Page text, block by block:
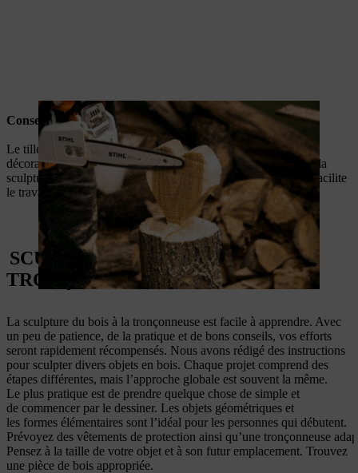
Conseil de professionnel
Le tilleul est idéal pour les sculptures sur bois destinées à la
décoration d’intérieur et pour les personnes qui débutent dans la
sculpture à la tronçonneuse. C’est en effet un bois tendre qui facilite
le travail de sculpture.
SCULPTURE EN BOIS À LA
TRONÇONNEUSE : CONSIGNES
La sculpture du bois à la tronçonneuse est facile à apprendre. Avec
un peu de patience, de la pratique et de bons conseils, vos efforts
seront rapidement récompensés. Nous avons rédigé des instructions
pour sculpter divers objets en bois. Chaque projet comprend des
étapes différentes, mais l’approche globale est souvent la même.
Le plus pratique est de prendre quelque chose de simple et
de commencer par le dessiner. Les objets géométriques et
les formes élémentaires sont l’idéal pour les personnes qui débutent.
Prévoyez des vêtements de protection ainsi qu’une tronçonneuse
Pensez à la taille de votre objet et à son futur emplacement. Trouvez
une pièce de bois appropriée.